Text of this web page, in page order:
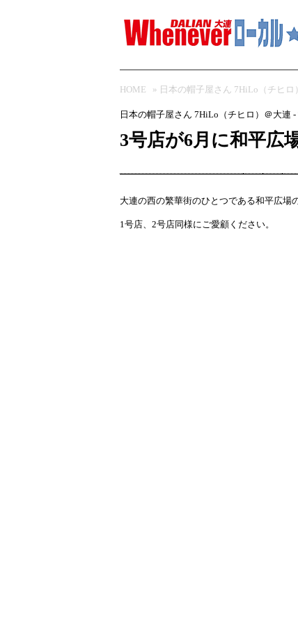
HOME » 日本の帽子屋さん 7HiLo（チヒロ
日本の帽子屋さん 7HiLo（チヒロ）＠大連
3号店が6月に和平広
大連の西の繁華街のひとつである和平広場
1号店、2号店同様にご愛顧ください。